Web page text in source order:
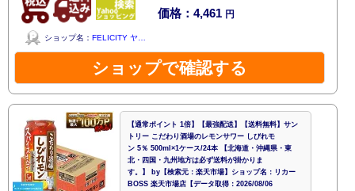
価格：4,461 円
ショップ名： FELICITY ヤ…
ショップで確認する
【通常ポイント 1倍】【最強配送】【送料無料】サン
トリー こだわり酒場のレモンサワー しびれモ
ン 5％ 500ml×1ケース/24本 【北海道・沖縄県・東
北・四国・九州地方は必ず送料が掛かりま
す。】 by【検索元：楽天市場】ショップ名：リカー
BOSS 楽天市場店【データ取得：2026/08/06